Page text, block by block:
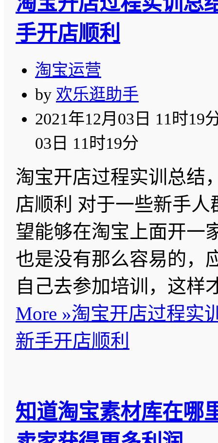
手开店顺利
淘宝运营
by 欢乐逛助手
2021年12月03日 11时19
03日 11时19分
淘宝开店过程实训总结
店顺利 对于一些新手人
望能够在淘宝上面开一
也是没有那么容易的，
自己去参加培训，这
More »淘宝开店过程实
新手开店顺利
知道淘宝素材库在哪